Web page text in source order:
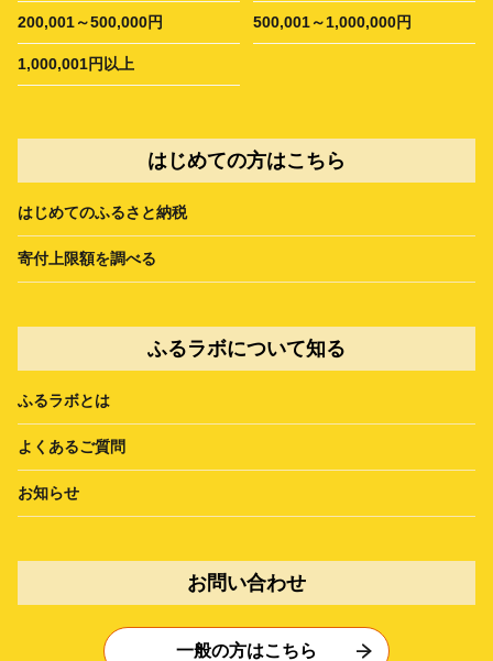
200,001～500,000円 500,001～1,000,000円
1,000,001円以上
はじめての方はこちら
はじめてのふるさと納税
寄付上限額を調べる
ふるラボについて知る
ふるラボとは
よくあるご質問
お知らせ
お問い合わせ
一般の方はこちら